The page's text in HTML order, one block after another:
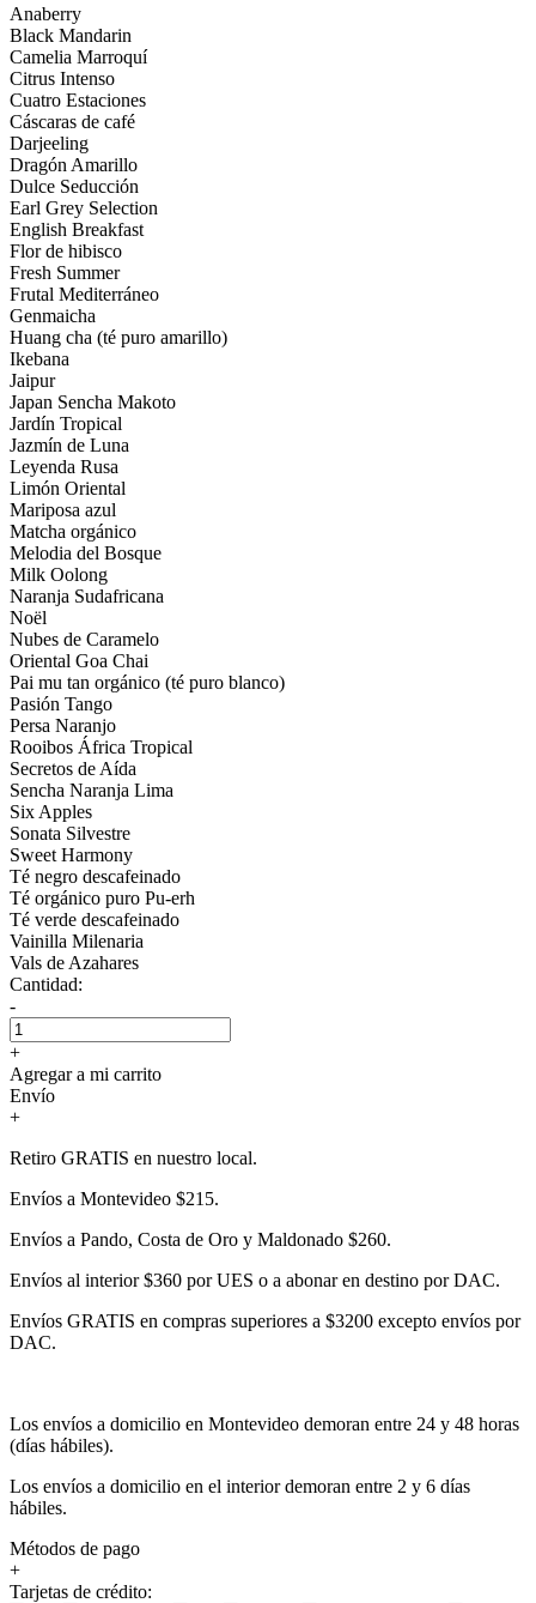
Anaberry
Black Mandarin
Camelia Marroquí
Citrus Intenso
Cuatro Estaciones
Cáscaras de café
Darjeeling
Dragón Amarillo
Dulce Seducción
Earl Grey Selection
English Breakfast
Flor de hibisco
Fresh Summer
Frutal Mediterráneo
Genmaicha
Huang cha (té puro amarillo)
Ikebana
Jaipur
Japan Sencha Makoto
Jardín Tropical
Jazmín de Luna
Leyenda Rusa
Limón Oriental
Mariposa azul
Matcha orgánico
Melodia del Bosque
Milk Oolong
Naranja Sudafricana
Noël
Nubes de Caramelo
Oriental Goa Chai
Pai mu tan orgánico (té puro blanco)
Pasión Tango
Persa Naranjo
Rooibos África Tropical
Secretos de Aída
Sencha Naranja Lima
Six Apples
Sonata Silvestre
Sweet Harmony
Té negro descafeinado
Té orgánico puro Pu-erh
Té verde descafeinado
Vainilla Milenaria
Vals de Azahares
Cantidad:
-
+
Agregar a mi carrito
Envío
+
Retiro GRATIS en nuestro local.
Envíos a Montevideo $215.
Envíos a Pando, Costa de Oro y Maldonado $260.
Envíos al interior $360 por UES o a abonar en destino por DAC.
Envíos GRATIS en compras superiores a $3200 excepto envíos por
DAC.
Los envíos a domicilio en Montevideo demoran entre 24 y 48 horas
(días hábiles).
Los envíos a domicilio en el interior demoran entre 2 y 6 días
hábiles.
Métodos de pago
+
Tarjetas de crédito: